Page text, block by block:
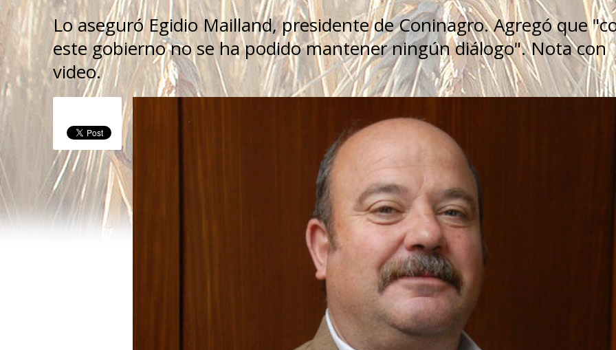
Lo aseguró Egidio Mailland, presidente de Coninagro. Agregó que
este gobierno no se ha podido mantener ningún diálogo". Nota con
video.